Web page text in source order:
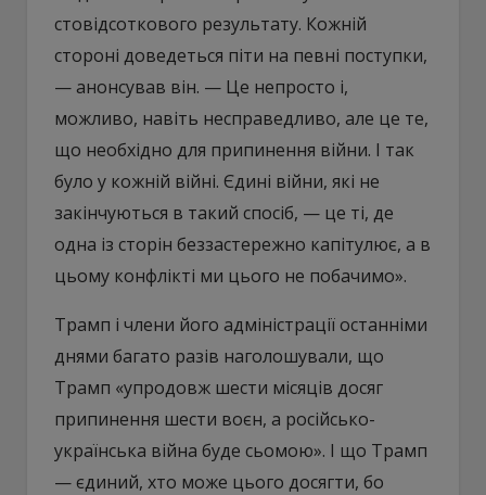
стовідсоткового результату. Кожній
стороні доведеться піти на певні поступки,
— анонсував він. — Це непросто і,
можливо, навіть несправедливо, але це те,
що необхідно для припинення війни. І так
було у кожній війні. Єдині війни, які не
закінчуються в такий спосіб, — це ті, де
одна із сторін беззастережно капітулює, а в
цьому конфлікті ми цього не побачимо».
Трамп і члени його адміністрації останніми
днями багато разів наголошували, що
Трамп «упродовж шести місяців досяг
припинення шести воєн, а російсько-
українська війна буде сьомою». І що Трамп
— єдиний, хто може цього досягти, бо